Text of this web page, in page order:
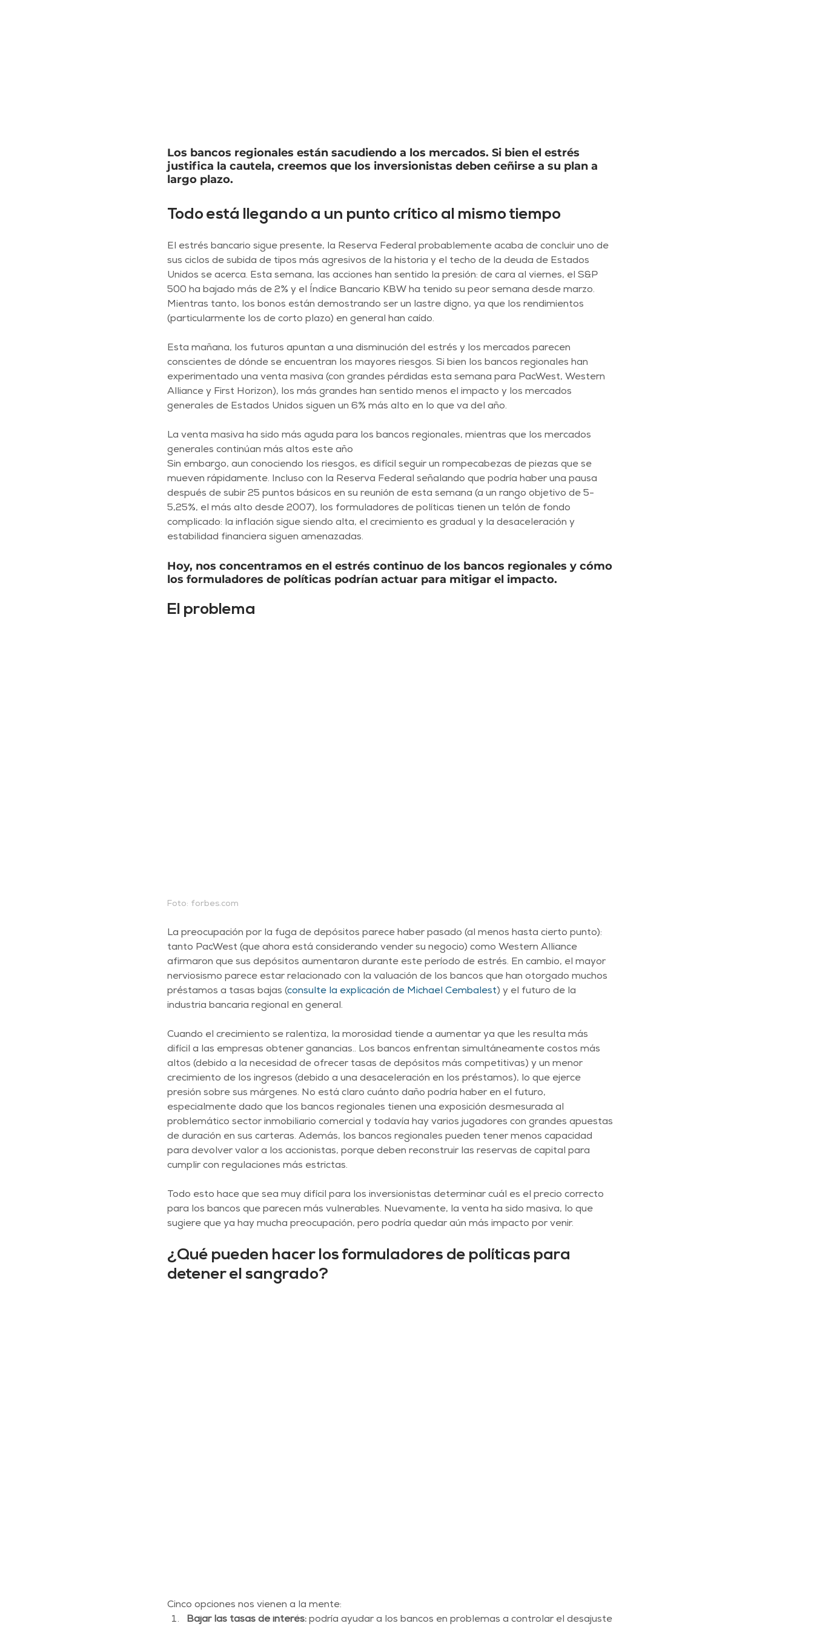
Los bancos regionales están sacudiendo a los mercados. Si bien el estrés
justifica la cautela, creemos que los inversionistas deben ceñirse a su plan a
largo plazo.
Todo está llegando a un punto crítico al mismo tiempo
El estrés bancario sigue presente, la Reserva Federal probablemente acaba de concluir uno de
sus ciclos de subida de tipos más agresivos de la historia y el techo de la deuda de Estados
Unidos se acerca. Esta semana, las acciones han sentido la presión: de cara al viernes, el S&P
500 ha bajado más de 2% y el Índice Bancario KBW ha tenido su peor semana desde marzo.
Mientras tanto, los bonos están demostrando ser un lastre digno, ya que los rendimientos
(particularmente los de corto plazo) en general han caído.
Esta mañana, los futuros apuntan a una disminución del estrés y los mercados parecen
conscientes de dónde se encuentran los mayores riesgos. Si bien los bancos regionales han
experimentado una venta masiva (con grandes pérdidas esta semana para PacWest, Western
Alliance y First Horizon), los más grandes han sentido menos el impacto y los mercados
generales de Estados Unidos siguen un 6% más alto en lo que va del año.
La venta masiva ha sido más aguda para los bancos regionales, mientras que los mercados
generales continúan más altos este año
Sin embargo, aun conociendo los riesgos, es difícil seguir un rompecabezas de piezas que se
mueven rápidamente. Incluso con la Reserva Federal señalando que podría haber una pausa
después de subir 25 puntos básicos en su reunión de esta semana (a un rango objetivo de 5-
5,25%, el más alto desde 2007), los formuladores de políticas tienen un telón de fondo
complicado: la inflación sigue siendo alta, el crecimiento es gradual y la desaceleración y
estabilidad financiera siguen amenazadas.
Hoy, nos concentramos en el estrés continuo de los bancos regionales y cómo
los formuladores de políticas podrían actuar para mitigar el impacto.
El problema
Foto: forbes.com
La preocupación por la fuga de depósitos parece haber pasado (al menos hasta cierto punto):
tanto PacWest (que ahora está considerando vender su negocio) como Western Alliance
afirmaron que sus depósitos aumentaron durante este período de estrés. En cambio, el mayor
nerviosismo parece estar relacionado con la valuación de los bancos que han otorgado muchos
préstamos a tasas bajas (consulte la explicación de Michael Cembalest) y el futuro de la
industria bancaria regional en general.
Cuando el crecimiento se ralentiza, la morosidad tiende a aumentar ya que les resulta más
difícil a las empresas obtener ganancias.. Los bancos enfrentan simultáneamente costos más
altos (debido a la necesidad de ofrecer tasas de depósitos más competitivas) y un menor
crecimiento de los ingresos (debido a una desaceleración en los préstamos), lo que ejerce
presión sobre sus márgenes. No está claro cuánto daño podría haber en el futuro,
especialmente dado que los bancos regionales tienen una exposición desmesurada al
problemático sector inmobiliario comercial y todavía hay varios jugadores con grandes apuestas
de duración en sus carteras. Además, los bancos regionales pueden tener menos capacidad
para devolver valor a los accionistas, porque deben reconstruir las reservas de capital para
cumplir con regulaciones más estrictas.
Todo esto hace que sea muy difícil para los inversionistas determinar cuál es el precio correcto
para los bancos que parecen más vulnerables. Nuevamente, la venta ha sido masiva, lo que
sugiere que ya hay mucha preocupación, pero podría quedar aún más impacto por venir.
¿Qué pueden hacer los formuladores de políticas para
detener el sangrado?
Cinco opciones nos vienen a la mente:
Bajar las tasas de interés: podría ayudar a los bancos en problemas a controlar el desajuste